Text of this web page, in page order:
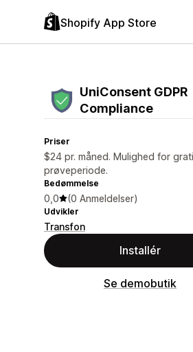
Shopify App Store
UniConsent GDPR
Compliance
Priser
$24 pr. måned. Mulighed for
prøveperiode.
Bedømmelse
0,0 (0 Anmeldelser)
Udvikler
Transfon
Installér
Se demobutik